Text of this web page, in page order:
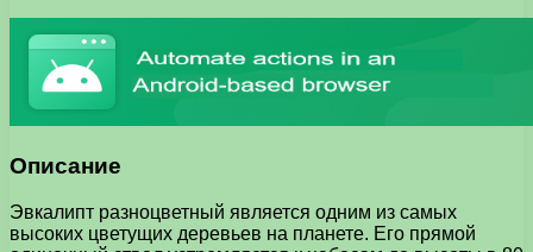
Описание
Эвкалипт разноцветный является одним из самых
высоких цветущих деревьев на планете. Его прямой